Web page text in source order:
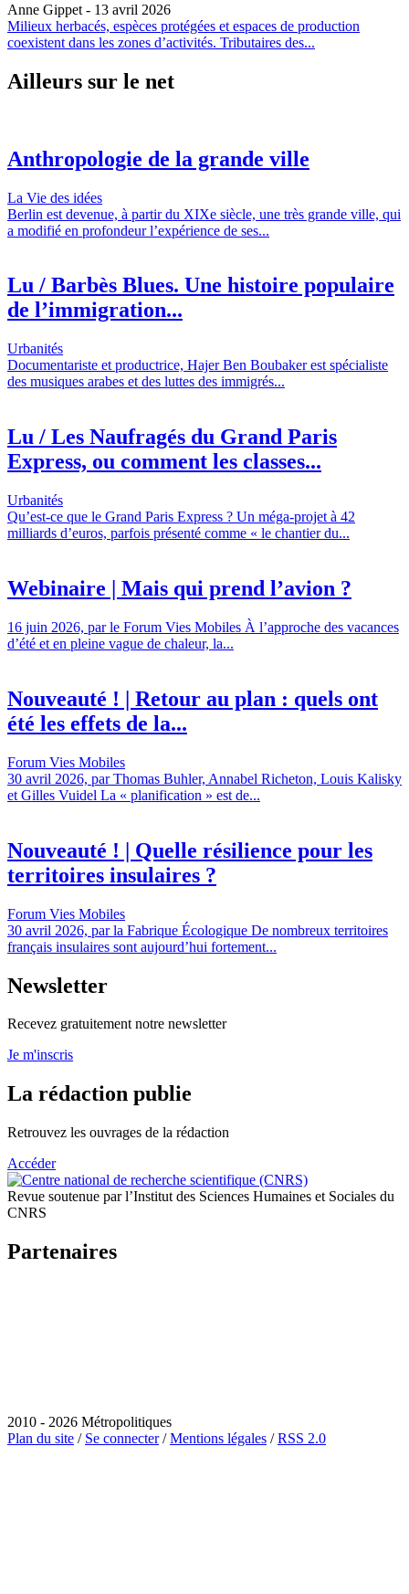
Anne Gippet - 13 avril 2026
Milieux herbacés, espèces protégées et espaces de production
coexistent dans les zones d’activités. Tributaires des...
Ailleurs sur le net
Anthropologie de la grande ville
La Vie des idées
Berlin est devenue, à partir du XIXe siècle, une très grande ville, qui
a modifié en profondeur l’expérience de ses...
Lu / Barbès Blues. Une histoire populaire
de l’immigration...
Urbanités
Documentariste et productrice, Hajer Ben Boubaker est spécialiste
des musiques arabes et des luttes des immigrés...
Lu / Les Naufragés du Grand Paris
Express, ou comment les classes...
Urbanités
Qu’est-ce que le Grand Paris Express ? Un méga-projet à 42
milliards d’euros, parfois présenté comme « le chantier du...
Webinaire | Mais qui prend l’avion ?
16 juin 2026, par le Forum Vies Mobiles À l’approche des vacances
d’été et en pleine vague de chaleur, la...
Nouveauté ! | Retour au plan : quels ont
été les effets de la...
Forum Vies Mobiles
30 avril 2026, par Thomas Buhler, Annabel Richeton, Louis Kalisky
et Gilles Vuidel La « planification » est de...
Nouveauté ! | Quelle résilience pour les
territoires insulaires ?
Forum Vies Mobiles
30 avril 2026, par la Fabrique Écologique De nombreux territoires
français insulaires sont aujourd’hui fortement...
Newsletter
Recevez gratuitement notre newsletter
Je m'inscris
La rédaction publie
Retrouvez les ouvrages de la rédaction
Accéder
Revue soutenue par l’Institut des Sciences Humaines et Sociales du
CNRS
Partenaires
2010 - 2026 Métropolitiques
Plan du site / Se connecter/Mentions légales /RSS 2.0